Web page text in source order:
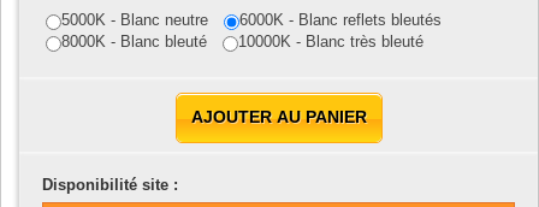
5000K - Blanc neutre
6000K - Blanc reflets bleutés
8000K - Blanc bleuté
10000K - Blanc très bleuté
AJOUTER AU PANIER
Disponibilité site :